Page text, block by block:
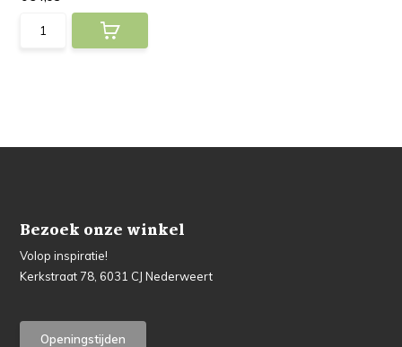
Bezoek onze winkel
Volop inspiratie!
Kerkstraat 78, 6031 CJ Nederweert
Openingstijden